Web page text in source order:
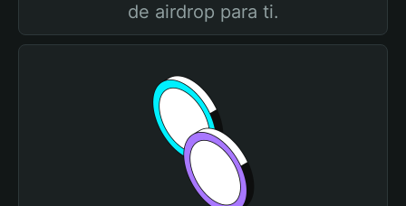
de airdrop para ti.